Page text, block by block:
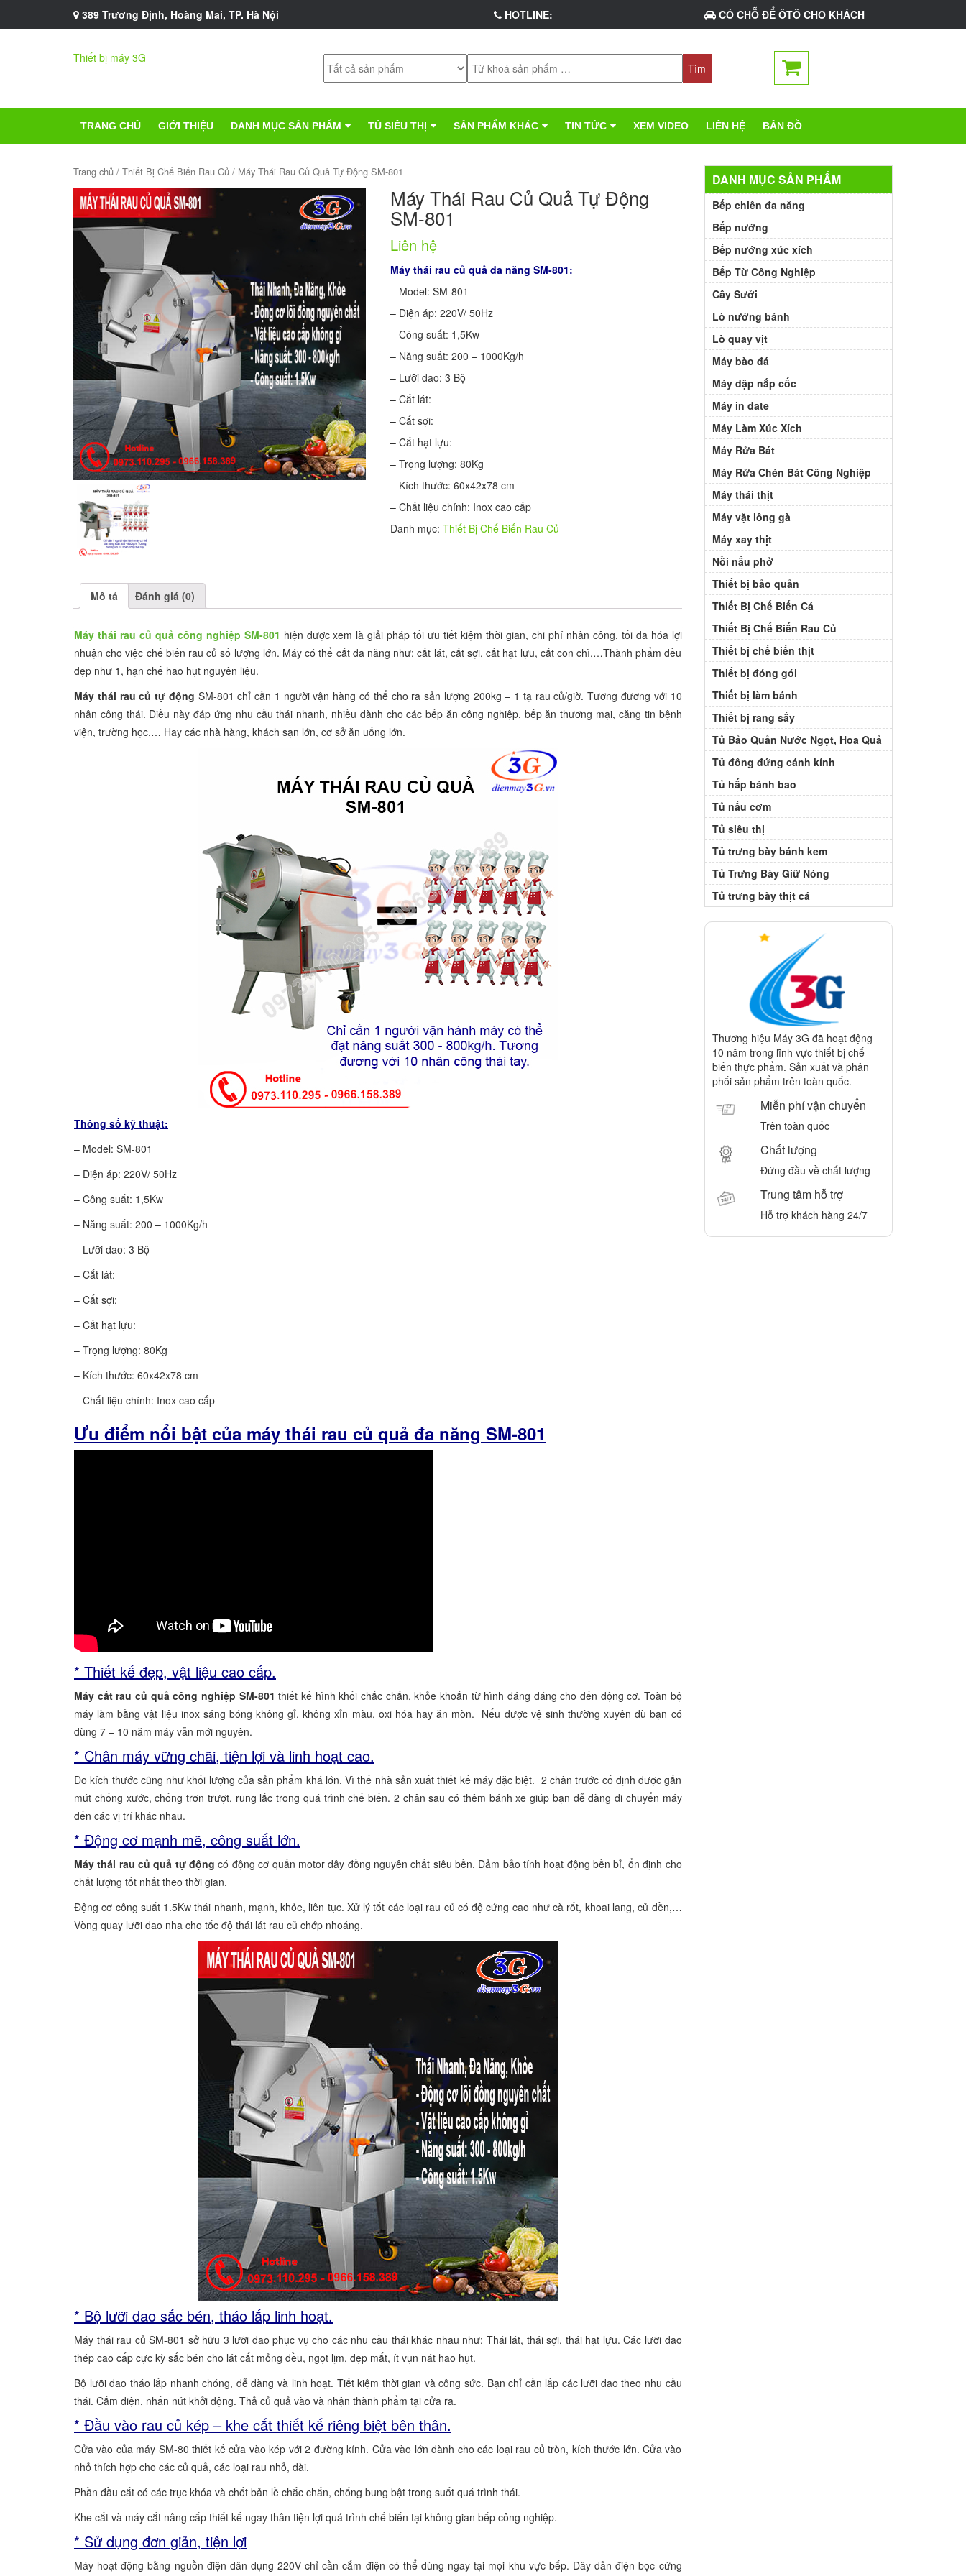
389 Trương Định, Hoàng Mai, TP. Hà Nội HOTLINE: CÓ CHỖ ĐỂ ÔTÔ CHO KHÁCH
Thiết bị máy 3G
TRANG CHỦ GIỚI THIỆU DANH MỤC SẢN PHẨM TỦ SIÊU THỊ SẢN PHẨM KHÁC TIN TỨC XEM VIDEO LIÊN HỆ BẢN ĐỒ
Trang chủ / Thiết Bị Chế Biến Rau Củ / Máy Thái Rau Củ Quả Tự Động SM-801
Máy Thái Rau Củ Quả Tự Động
SM-801
Liên hệ
Máy thái rau củ quả đa năng SM-801:
– Model: SM-801
– Điện áp: 220V/ 50Hz
– Công suất: 1,5Kw
– Năng suất: 200 – 1000Kg/h
– Lưỡi dao: 3 Bộ
– Cắt lát:
– Cắt sợi:
– Cắt hạt lựu:
– Trọng lượng: 80Kg
– Kích thước: 60x42x78 cm
– Chất liệu chính: Inox cao cấp
Danh mục: Thiết Bị Chế Biến Rau Củ
Mô tả Đánh giá (0)
Máy thái rau củ quả công nghiệp SM-801 hiện được xem là giải pháp tối ưu tiết kiệm thời gian, chi phí nhân công, tối đa hóa lợi
nhuận cho việc chế biến rau củ số lượng lớn. Máy có thể cắt đa năng như: cắt lát, cắt sợi, cắt hạt lựu, cắt con chì,…Thành phẩm đều
đẹp như 1, hạn chế hao hụt nguyên liệu.
Máy thái rau củ tự động SM-801 chỉ cần 1 người vận hàng có thể cho ra sản lượng 200kg – 1 tạ rau củ/giờ. Tương đương với 10
nhân công thái. Điều này đáp ứng nhu cầu thái nhanh, nhiều dành cho các bếp ăn công nghiệp, bếp ăn thương mại, căng tin bệnh
viện, trường học,… Hay các nhà hàng, khách sạn lớn, cơ sở ăn uống lớn.
Thông số kỹ thuật:
– Model: SM-801
– Điện áp: 220V/ 50Hz
– Công suất: 1,5Kw
– Năng suất: 200 – 1000Kg/h
– Lưỡi dao: 3 Bộ
– Cắt lát:
– Cắt sợi:
– Cắt hạt lựu:
– Trọng lượng: 80Kg
– Kích thước: 60x42x78 cm
– Chất liệu chính: Inox cao cấp
Ưu điểm nổi bật của máy thái rau củ quả đa năng SM-801
* Thiết kế đẹp, vật liệu cao cấp.
Máy cắt rau củ quả công nghiệp SM-801 thiết kế hình khối chắc chắn, khỏe khoắn từ hình dáng dáng cho đến động cơ. Toàn bộ
máy làm bằng vật liệu inox sáng bóng không gỉ, không xỉn màu, oxi hóa hay ăn mòn. Nếu được vệ sinh thường xuyên dù bạn có
dùng 7 – 10 năm máy vẫn mới nguyên.
* Chân máy vững chãi, tiện lợi và linh hoạt cao.
Do kích thước cũng như khối lượng của sản phẩm khá lớn. Vì thế nhà sản xuất thiết kế máy đặc biệt. 2 chân trước cố định được gắn
mút chống xước, chống trơn trượt, rung lắc trong quá trình chế biến. 2 chân sau có thêm bánh xe giúp bạn dễ dàng di chuyển máy
đến các vị trí khác nhau.
* Động cơ mạnh mẽ, công suất lớn.
Máy thái rau củ quả tự động có động cơ quấn motor dây đồng nguyên chất siêu bền. Đảm bảo tính hoạt động bền bỉ, ổn định cho
chất lượng tốt nhất theo thời gian.
Động cơ công suất 1.5Kw thái nhanh, mạnh, khỏe, liên tục. Xử lý tốt các loại rau củ có độ cứng cao như cà rốt, khoai lang, củ dền,…
Vòng quay lưỡi dao nha cho tốc độ thái lát rau củ chớp nhoáng.
* Bộ lưỡi dao sắc bén, tháo lắp linh hoạt.
Máy thái rau củ SM-801 sở hữu 3 lưỡi dao phục vụ cho các nhu cầu thái khác nhau như: Thái lát, thái sợi, thái hạt lựu. Các lưỡi dao
thép cao cấp cực kỳ sắc bén cho lát cắt mỏng đều, ngọt lịm, đẹp mắt, ít vụn nát hao hụt.
Bộ lưỡi dao tháo lắp nhanh chóng, dễ dàng và linh hoạt. Tiết kiệm thời gian và công sức. Bạn chỉ cần lắp các lưỡi dao theo nhu cầu
thái. Cắm điện, nhấn nút khởi động. Thả củ quả vào và nhận thành phẩm tại cửa ra.
* Đầu vào rau củ kép – khe cắt thiết kế riêng biệt bên thân.
Cửa vào của máy SM-80 thiết kế cửa vào kép với 2 đường kính. Cửa vào lớn dành cho các loại rau củ tròn, kích thước lớn. Cửa vào
nhỏ thích hợp cho các củ quả, các loại rau nhỏ, dài.
Phần đầu cắt có các trục khóa và chốt bản lề chắc chắn, chống bung bật trong suốt quá trình thái.
Khe cắt và máy cắt nâng cấp thiết kế ngay thân tiện lợi quá trình chế biến tại không gian bếp công nghiệp.
* Sử dụng đơn giản, tiện lợi
Máy hoạt động bằng nguồn điện dân dụng 220V chỉ cần cắm điện có thể dùng ngay tại mọi khu vực bếp. Dây dẫn điện bọc cứng
DANH MỤC SẢN PHẨM
Bếp chiên đa năng
Bếp nướng
Bếp nướng xúc xích
Bếp Từ Công Nghiệp
Cây Sưởi
Lò nướng bánh
Lò quay vịt
Máy bào đá
Máy dập nắp cốc
Máy in date
Máy Làm Xúc Xích
Máy Rửa Bát
Máy Rửa Chén Bát Công Nghiệp
Máy thái thịt
Máy vặt lông gà
Máy xay thịt
Nồi nấu phở
Thiết bị bảo quản
Thiết Bị Chế Biến Cá
Thiết Bị Chế Biến Rau Củ
Thiết bị chế biến thịt
Thiết bị đóng gói
Thiết bị làm bánh
Thiết bị rang sấy
Tủ Bảo Quản Nước Ngọt, Hoa Quả
Tủ đông đứng cánh kính
Tủ hấp bánh bao
Tủ nấu cơm
Tủ siêu thị
Tủ trưng bày bánh kem
Tủ Trưng Bày Giữ Nóng
Tủ trưng bày thịt cá
Thương hiệu Máy 3G đã hoạt động
10 năm trong lĩnh vực thiết bị chế
biến thực phẩm. Sản xuất và phân
phối sản phẩm trên toàn quốc.
Miễn phí vận chuyển
Trên toàn quốc
Chất lượng
Đứng đầu về chất lượng
Trung tâm hỗ trợ
Hỗ trợ khách hàng 24/7